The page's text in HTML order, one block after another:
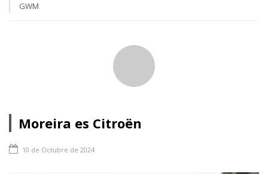
GWM
Moreira es Citroën
10 de Octubre de 2024